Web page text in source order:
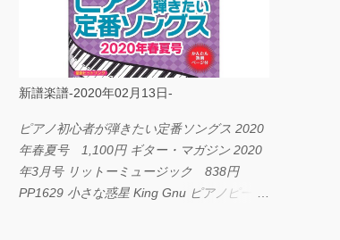
新譜楽譜-2020年02月13日-
ピアノ初心者が弾きたい定番ソングス 2020
年春夏号 1,100円 ギター・マガジン 2020
年3月号 リットーミュージック 838円
PP1629 小さな惑星 King Gnu ピアノピース